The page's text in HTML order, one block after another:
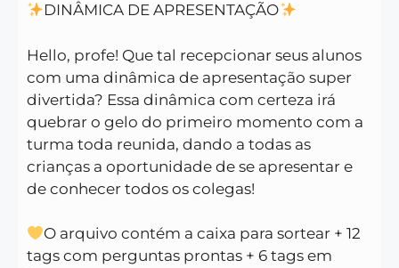
DINÂMICA DE APRESENTAÇÃO
Hello, profe! Que tal recepcionar seus alunos
com uma dinâmica de apresentação super
divertida? Essa dinâmica com certeza irá
quebrar o gelo do primeiro momento com a
turma toda reunida, dando a todas as
crianças a oportunidade de se apresentar e
de conhecer todos os colegas!
O arquivo contém a caixa para sortear + 12
tags com perguntas prontas + 6 tags em